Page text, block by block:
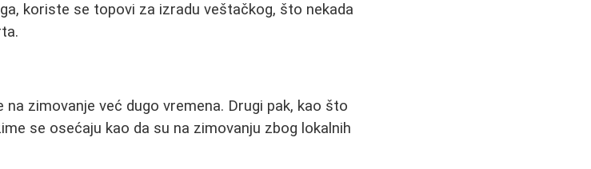
koriste se topovi za izradu veštačkog, što nekada
zimovanje već dugo vremena. Drugi pak, kao što
se osećaju kao da su na zimovanju zbog lokalnih